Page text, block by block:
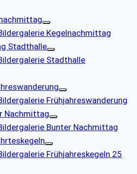
Kegelnachmittag
Stadthalle
Stadthalle
Frühjahreswanderung
Nachmittag
Bunter Nachmittag
Frühjahreskegeln 25